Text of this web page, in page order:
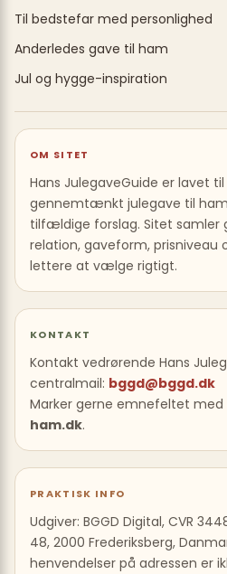
Til bedstefar med personlighed
Anderledes gave til ham
Jul og hygge-inspiration
OM SITET
Hans JulegaveGuide er lavet
gennemtænkt julegave til
tilfældige forslag. Sitet samler
relation, gaveform, prisniveau
lettere at vælge rigtigt.
KONTAKT
Kontakt vedrørende Hans
centralmail: bggd@bggd.dk
Marker gerne emnefeltet med
ham.dk.
PRAKTISK INFO
Udgiver: BGGD Digital, CVR
48, 2000 Frederiksberg,
henvendelser på adressen er